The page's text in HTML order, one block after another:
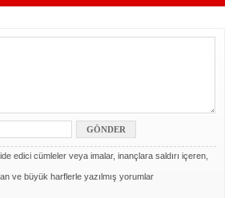
edici cümleler veya imalar, inançlara saldırı içeren,
ve büyük harflerle yazılmış yorumlar